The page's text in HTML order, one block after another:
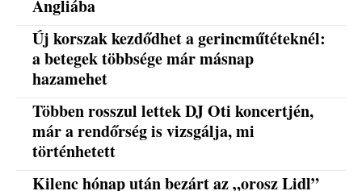
Angliába
Új korszak kezdődhet a gerincműtéteknél:
a betegek többsége már másnap
hazamehet
Többen rosszul lettek DJ Oti koncertjén,
már a rendőrség is vizsgálja, mi
történhetett
Kilenc hónap után bezárt az „orosz Lidl”